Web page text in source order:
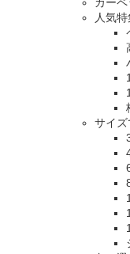
カー
人気
サイ